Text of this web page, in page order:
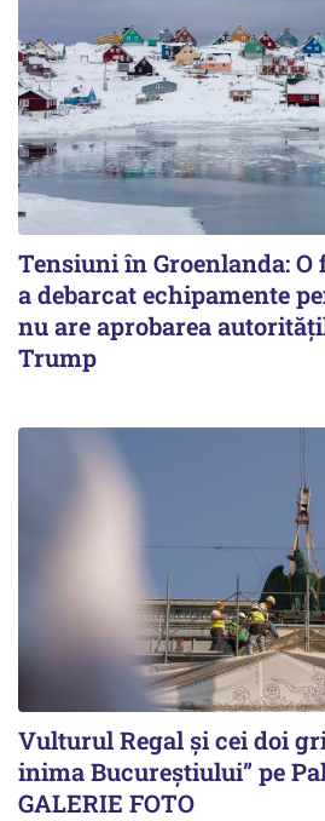
Tensiuni în Groenlanda:
a debarcat echipamente
nu are aprobarea
Trump
Vulturul Regal și cei doi
inima Bucureștiului” pe
GALERIE FOTO